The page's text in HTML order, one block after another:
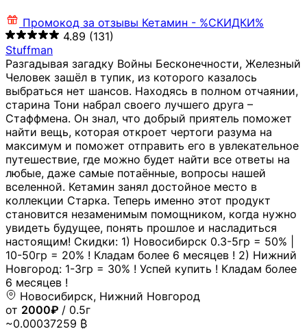
Промокод за отзывы Кетамин - %СКИДКИ%
4.89 (131)
Stuffman
Разгадывая загадку Войны Бесконечности, Железный
Человек зашёл в тупик, из которого казалось
выбраться нет шансов. Находясь в полном отчаянии,
старина Тони набрал своего лучшего друга –
Стаффмена. Он знал, что добрый приятель поможет
найти вещь, которая откроет чертоги разума на
максимум и поможет отправить его в увлекательное
путешествие, где можно будет найти все ответы на
любые, даже самые потаённые, вопросы нашей
вселенной. Кетамин занял достойное место в
коллекции Старка. Теперь именно этот продукт
становится незаменимым помощником, когда нужно
увидеть будущее, понять прошлое и насладиться
настоящим! Скидки: 1) Новосибирск 0.3-5гр = 50% |
10-50гр = 20% ! Кладам более 6 месяцев ! 2) Нижний
Новгород: 1-3гр = 30% ! Успей купить ! Кладам более
6 месяцев !
Новосибирск, Нижний Новгород
от 2000₽ / 0.5г
~0.00037259 ₿